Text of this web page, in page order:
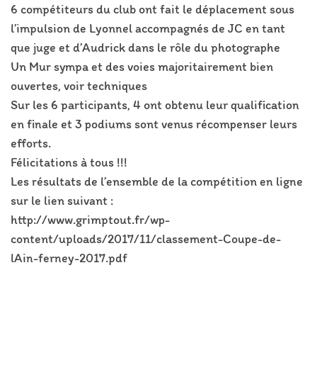
6 compétiteurs du club ont fait le déplacement sous
l’impulsion de Lyonnel accompagnés de JC en tant
que juge et d’Audrick dans le rôle du photographe
Un Mur sympa et des voies majoritairement bien
ouvertes, voir techniques
Sur les 6 participants, 4 ont obtenu leur qualification
en finale et 3 podiums sont venus récompenser leurs
efforts.
Félicitations à tous !!!
Les résultats de l’ensemble de la compétition en ligne
sur le lien suivant :
http://www.grimptout.fr/wp-
content/uploads/2017/11/classement-Coupe-de-
lAin-ferney-2017.pdf